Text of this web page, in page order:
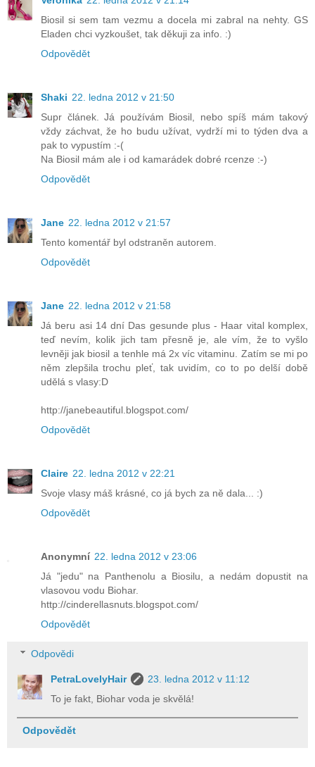
Biosil si sem tam vezmu a docela mi zabral na nehty. GS
Eladen chci vyzkoušet, tak děkuji za info. :)
Odpovědět
Shaki 22. ledna 2012 v 21:50
Supr článek. Já používám Biosil, nebo spíš mám takový
vždy záchvat, že ho budu užívat, vydrží mi to týden dva a
pak to vypustím :-(
Na Biosil mám ale i od kamarádek dobré rcenze :-)
Odpovědět
Jane 22. ledna 2012 v 21:57
Tento komentář byl odstraněn autorem.
Odpovědět
Jane 22. ledna 2012 v 21:58
Já beru asi 14 dní Das gesunde plus - Haar vital komplex,
teď nevím, kolik jich tam přesně je, ale vím, že to vyšlo
levněji jak biosil a tenhle má 2x víc vitaminu. Zatím se mi po
něm zlepšila trochu pleť, tak uvidím, co to po delší době
udělá s vlasy:D
http://janebeautiful.blogspot.com/
Odpovědět
Claire 22. ledna 2012 v 22:21
Svoje vlasy máš krásné, co já bych za ně dala... :)
Odpovědět
Anonymní 22. ledna 2012 v 23:06
Já "jedu" na Panthenolu a Biosilu, a nedám dopustit na
vlasovou vodu Biohar.
http://cinderellasnuts.blogspot.com/
Odpovědět
Odpovědi
PetraLovelyHair
23. ledna 2012 v 11:12
To je fakt, Biohar voda je skvělá!
Odpovědět